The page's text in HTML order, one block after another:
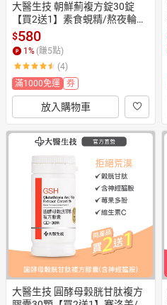
大醫生技 朝鮮薊複方錠30錠
【買2送1】素食蜆精/熬夜輪班
保養
$580
1% (賺5點)
(4)
滿1000免運
券
放入購物車
大醫生技 圓酵母穀胱甘肽複方